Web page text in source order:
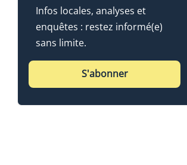
Infos locales, analyses et
enquêtes : restez informé(e)
sans limite.
S'abonner